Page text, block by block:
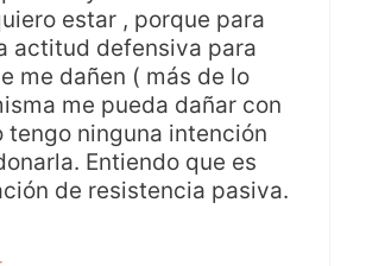
estar , porque para
actitud defensiva para
me dañen ( más de lo
me pueda dañar con
tengo ninguna intención
Entiendo que es
de resistencia pasiva.